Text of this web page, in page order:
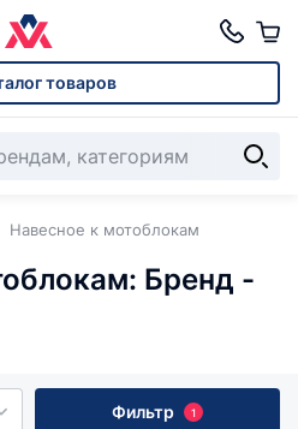
товаров
Навесное к мотоблокам
Бренд -
Фильтр 1